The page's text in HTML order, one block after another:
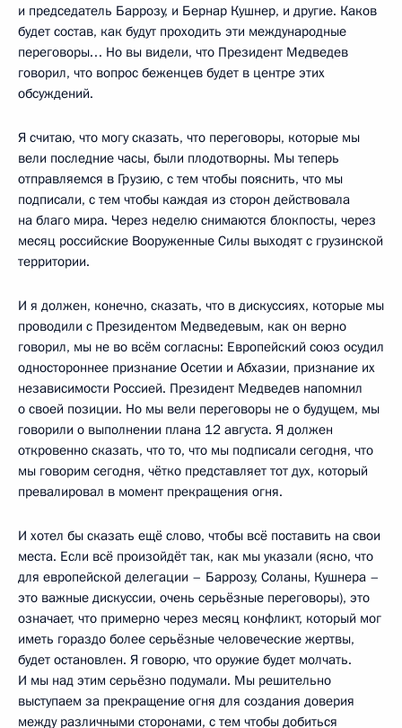
и председатель Баррозу, и Бернар Кушнер, и другие. Каков
будет состав, как будут проходить эти международные
переговоры… Но вы видели, что Президент Медведев
говорил, что вопрос беженцев будет в центре этих
обсуждений.
Я считаю, что могу сказать, что переговоры, которые мы
вели последние часы, были плодотворны. Мы теперь
отправляемся в Грузию, с тем чтобы пояснить, что мы
подписали, с тем чтобы каждая из сторон действовала
на благо мира. Через неделю снимаются блокпосты, через
месяц российские Вооруженные Силы выходят с грузинской
территории.
И я должен, конечно, сказать, что в дискуссиях, которые мы
проводили с Президентом Медведевым, как он верно
говорил, мы не во всём согласны: Европейский союз осудил
одностороннее признание Осетии и Абхазии, признание их
независимости Россией. Президент Медведев напомнил
о своей позиции. Но мы вели переговоры не о будущем, мы
говорили о выполнении плана 12 августа. Я должен
откровенно сказать, что то, что мы подписали сегодня, что
мы говорим сегодня, чётко представляет тот дух, который
превалировал в момент прекращения огня.
И хотел бы сказать ещё слово, чтобы всё поставить на свои
места. Если всё произойдёт так, как мы указали (ясно, что
для европейской делегации – Баррозу, Соланы, Кушнера –
это важные дискуссии, очень серьёзные переговоры), это
означает, что примерно через месяц конфликт, который мог
иметь гораздо более серьёзные человеческие жертвы,
будет остановлен. Я говорю, что оружие будет молчать.
И мы над этим серьёзно подумали. Мы решительно
выступаем за прекращение огня для создания доверия
между различными сторонами, с тем чтобы добиться